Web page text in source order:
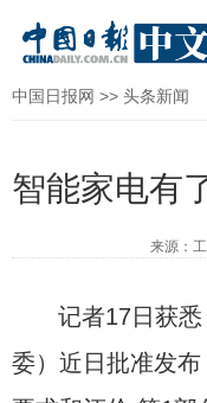
中国日报网 >> 头条新闻
智能家电有
来源：
记者17日获
委）近日批准发